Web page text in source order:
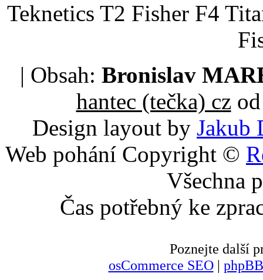
Teknetics T2 Fisher F4
| Obsah: Bronislav
hantec (tečka) czod
Design layout by Jakub
Web pohání Copyright ©
Všechna
Čas potřebný ke
Poznejte další
osCommerce SEO|